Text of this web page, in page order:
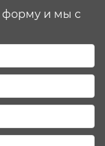
форму и мы с